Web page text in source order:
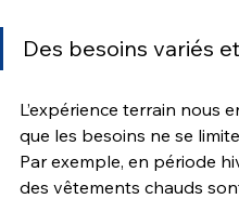
Des besoins variés
L’expérience terrain nous
que les besoins ne se
Par exemple, en période
des vêtements chauds